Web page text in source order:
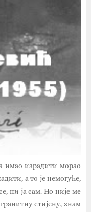
имао израдити морао
а то је немогуће,
ни ја сам. Но није ме
стијену, знам